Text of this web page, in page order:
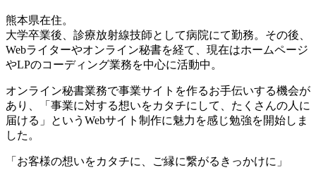
熊本県在住。
大学卒業後、診療放射線技師として病院にて勤務。その後、
Webライターやオンライン秘書を経て、現在はホームページ
やLPのコーディング業務を中心に活動中。
オンライン秘書業務で事業サイトを作るお手伝いする機会が
あり、「事業に対する想いをカタチにして、たくさんの人に
届ける」というWebサイト制作に魅力を感じ勉強を開始しま
した。
「お客様の想いをカタチに、ご縁に繋がるきっかけに」